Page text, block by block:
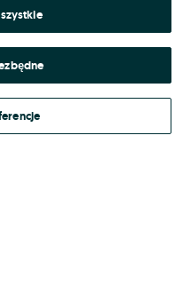
dostawców wskazanych powyżej,
w jego aktualnym brzmieniu.